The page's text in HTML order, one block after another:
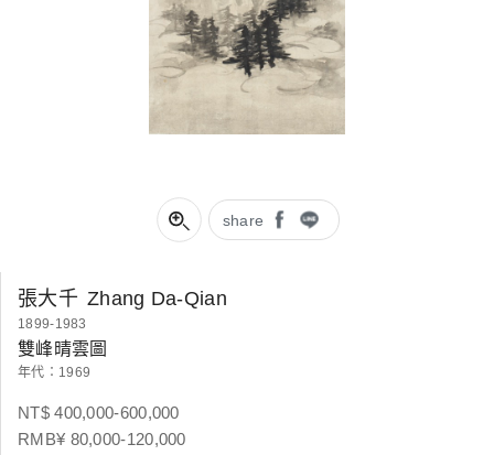
share
張大千 Zhang Da-Qian
1899-1983
雙峰晴雲圖
年代：1969
NT$ 400,000-600,000
RMB¥ 80,000-120,000